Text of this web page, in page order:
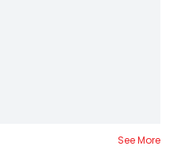
See More